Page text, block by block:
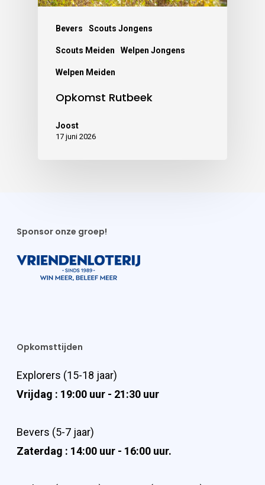
Bevers Scouts Jongens
Scouts Meiden Welpen Jongens
Welpen Meiden
Opkomst Rutbeek
Joost
17 juni 2026
Sponsor onze groep!
Opkomsttijden
Explorers (15-18 jaar)
Vrijdag : 19:00 uur - 21:30 uur
Bevers (5-7 jaar)
Zaterdag : 14:00 uur - 16:00 uur.